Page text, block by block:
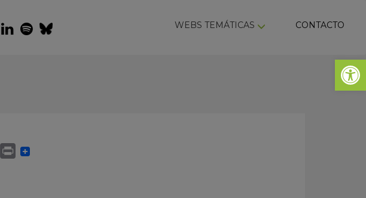
Abrir
LinkedIn
Spotify
Bluesky WEBS TEMÁTICAS CONTACTO